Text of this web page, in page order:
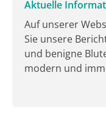
Aktuelle
Auf unserer
Sie unsere
und benigne
modern und